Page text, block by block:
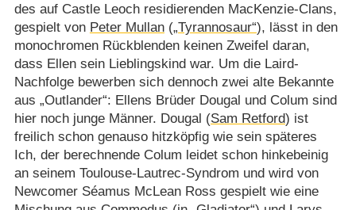
des auf Castle Leoch residierenden MacKenzie-Clans,
gespielt von Peter Mullan(„Tyrannosaur“), lässt in den
monochromen Rückblenden keinen Zweifel daran,
dass Ellen sein Lieblingskind war. Um die Laird-
Nachfolge bewerben sich dennoch zwei alte Bekannte
aus „Outlander“: Ellens Brüder Dougal und Colum sind
hier noch junge Männer. Dougal (Sam Retford) ist
freilich schon genauso hitzköpfig wie sein späteres
Ich, der berechnende Colum leidet schon hinkebeinig
an seinem Toulouse-Lautrec-Syndrom und wird von
Newcomer Séamus McLean Ross gespielt wie eine